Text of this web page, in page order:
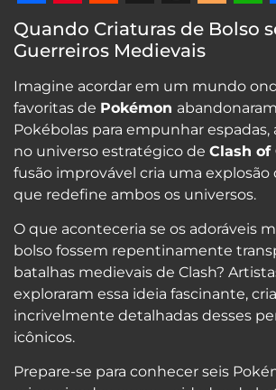
Facebook
Pinterest
Reddit
X
Quando Criaturas de Bolso
Guerreiros Medievais
Imagine acordar em um mundo
favoritas de Pokémon
Pokébolas para empunhar espadas,
no universo estratégico de Clash of
fusão improvável cria uma explosão
que redefine ambos os universos.
O que aconteceria se os adoráveis
bolso fossem repentinamente
batalhas medievais de Clash?
exploraram essa ideia fascinante,
incrivelmente detalhadas desses
icônicos.
Prepare-se para conhecer seis